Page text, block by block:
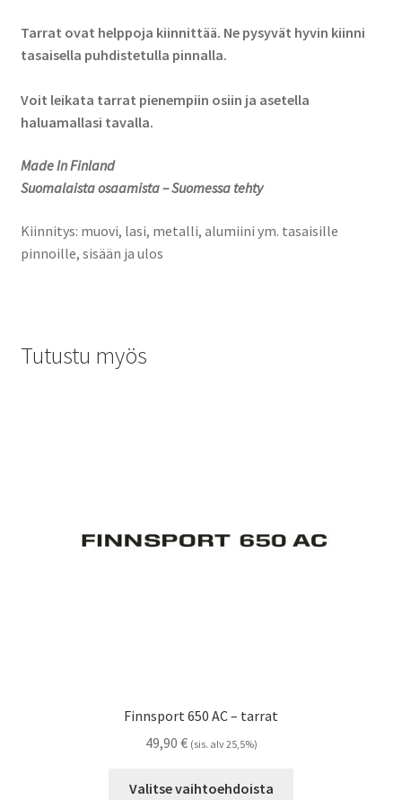
Tarrat ovat helppoja kiinnittää. Ne pysyvät hyvin kiinni
tasaisella puhdistetulla pinnalla.
Voit leikata tarrat pienempiin osiin ja asetella
haluamallasi tavalla.
Made In Finland
Suomalaista osaamista – Suomessa tehty
Kiinnitys: muovi, lasi, metalli, alumiini ym. tasaisille
pinnoille, sisään ja ulos
Tutustu myös
Finnsport 650 AC – tarrat
49,90 € (sis. alv 25,5%)
Valitse vaihtoehdoista